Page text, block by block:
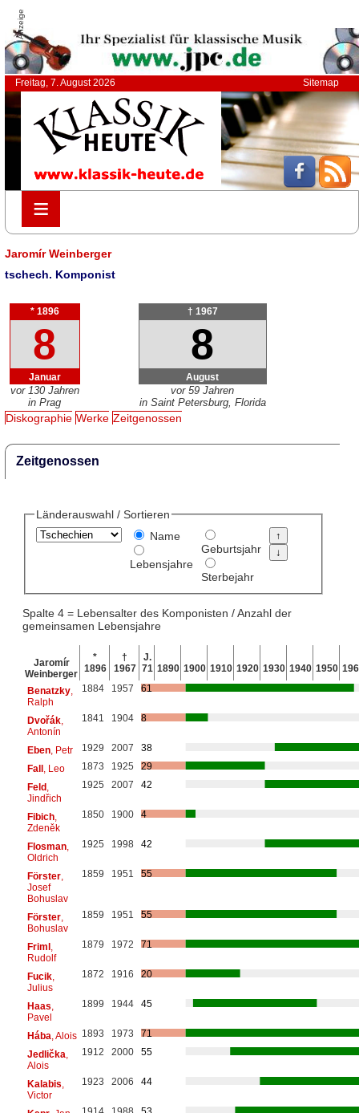
Anzeige
Freitag, 7. August 2026 Sitemap
≡
≡
Jaromír Weinberger
tschech. Komponist
* 1896
8
Januar
vor 130 Jahren
in Prag
† 1967
8
August
vor 59 Jahren
in Saint Petersburg, Florida
Diskographie Werke Zeitgenossen
Zeitgenossen
Länderauswahl / Sortieren
Name
Lebensjahre
Geburtsjahr
Sterbejahr
Spalte 4 = Lebensalter des Komponisten / Anzahl der
gemeinsamen Lebensjahre
Jaromír
Weinberger
*
1896
†
1967
J.
71 1890 1900 1910 1920 1930 1940 1950
Benatzky,
Ralph
1884 1957 61
Dvořák,
Antonín
1841 1904 8
Eben, Petr 1929 2007
38
Fall, Leo 1873 1925
29
Feld,
Jindřich
1925 2007 42
Fibich,
Zdeněk
1850 1900 4
Flosman,
Oldrich
1925 1998 42
Förster,
Josef
Bohuslav
1859 1951 55
Förster,
Bohuslav
1859 1951 55
Friml,
Rudolf
1879 1972 71
Fucik,
Julius
1872 1916 20
Haas
Pavel
1899 1944 45
Hába , Alois 1893 1973
71
Jedlička
Alois
1912 2000 55
Kalabis
Victor
1923 2006 44